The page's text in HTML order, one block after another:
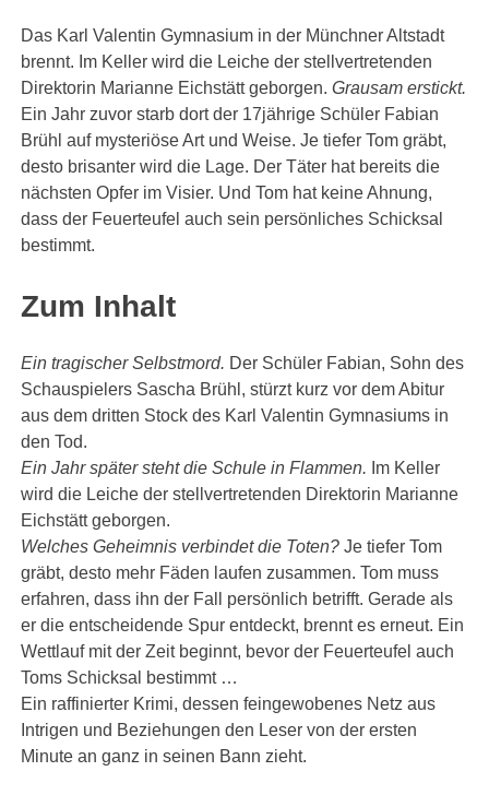
Das Karl Valentin Gymnasium in der Münchner Altstadt
brennt. Im Keller wird die Leiche der stellvertretenden
Direktorin Marianne Eichstätt geborgen.Grausam erstickt.
Ein Jahr zuvor starb dort der 17jährige Schüler Fabian
Brühl auf mysteriöse Art und Weise. Je tiefer Tom gräbt,
desto brisanter wird die Lage. Der Täter hat bereits die
nächsten Opfer im Visier. Und Tom hat keine Ahnung,
dass der Feuerteufel auch sein persönliches Schicksal
bestimmt.
Zum Inhalt
Ein tragischer Selbstmord. Der Schüler Fabian, Sohn des
Schauspielers Sascha Brühl, stürzt kurz vor dem Abitur
aus dem dritten Stock des Karl Valentin Gymnasiums in
den Tod.
Ein Jahr später steht die Schule in Flammen. Im Keller
wird die Leiche der stellvertretenden Direktorin Marianne
Eichstätt geborgen.
Welches Geheimnis verbindet die Toten? Je tiefer Tom
gräbt, desto mehr Fäden laufen zusammen. Tom muss
erfahren, dass ihn der Fall persönlich betrifft. Gerade als
er die entscheidende Spur entdeckt, brennt es erneut. Ein
Wettlauf mit der Zeit beginnt, bevor der Feuerteufel auch
Toms Schicksal bestimmt …
Ein raffinierter Krimi, dessen feingewobenes Netz aus
Intrigen und Beziehungen den Leser von der ersten
Minute an ganz in seinen Bann zieht.